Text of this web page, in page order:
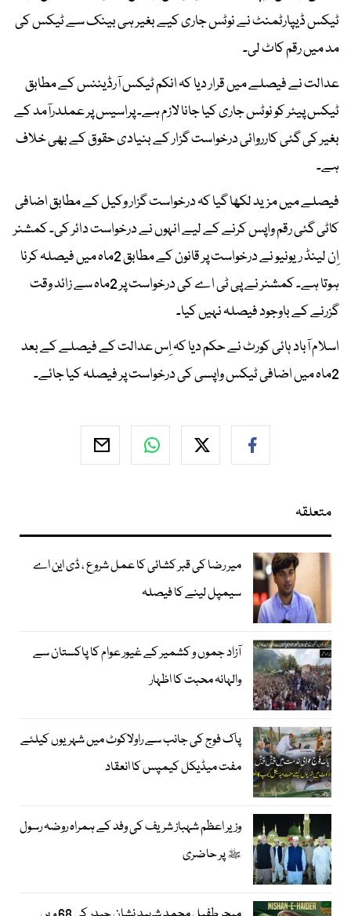
ٹیکس ڈیپارٹمنٹ نے نوٹس جاری کیے بغیر ہی بینک سے ٹیکس کی
مد میں رقم کاٹ لی۔
عدالت نے فیصلے میں قرار دیا کہ انکم ٹیکس آرڈیننس کے مطابق
ٹیکس پیئر کو نوٹس جاری کیا جانا لازم ہے۔ پراسیس پر عملدرآمد کے
بغیر کی گئی کارروائی درخواست گزار کے بنیادی حقوق کے بھی خلاف
ہے۔
فیصلے میں مزید لکھا گیا کہ درخواست گزار وکیل کے مطابق اضافی
کاٹی گئی رقم واپس کرنے کے لیے انہوں نے درخواست دائر کی۔ کمشنر
اِن لینڈ ریونیو نے درخواست پر قانون کے مطابق 2ماہ میں فیصلہ کرنا
ہوتا ہے۔ کمشنر نے پی ٹی اے کی درخواست پر 2ماہ سے زائد وقت
گزرنے کے باوجود فیصلہ نہیں کیا۔
اسلام آباد ہائی کورٹ نے حکم دیا کہ اِس عدالت کے فیصلے کے بعد
2ماہ میں اضافی ٹیکس واپسی کی درخواست پر فیصلہ کیا جائے۔
متعلقہ
میر رضا کی قبر کشائی کا عمل شروع ، ڈی این اے
سیمپل لینے کا فیصلہ
آزاد جموں و کشمیر کے غیور عوام کا پاکستان سے
والہانہ محبت کا اظہار
پاک فوج کی جانب سے راولاکوٹ میں شہریوں کیلئے
مفت میڈیکل کیمپس کا انعقاد
وزیر اعظم شہباز شریف کی وفد کے ہمراہ روضہ رسول
ﷺ پر حاضری